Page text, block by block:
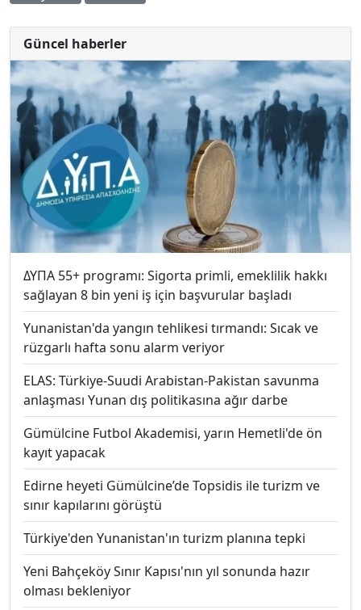
Güncel haberler
ΔΥΠΑ 55+ programı: Sigorta primli, emeklilik hakkı
sağlayan 8 bin yeni iş için başvurular başladı
Yunanistan'da yangın tehlikesi tırmandı: Sıcak ve
rüzgarlı hafta sonu alarm veriyor
ELAS: Türkiye-Suudi Arabistan-Pakistan savunma
anlaşması Yunan dış politikasına ağır darbe
Gümülcine Futbol Akademisi, yarın Hemetli'de ön
kayıt yapacak
Edirne heyeti Gümülcine’de Topsidis ile turizm ve
sınır kapılarını görüştü
Türkiye'den Yunanistan'ın turizm planına tepki
Yeni Bahçeköy Sınır Kapısı'nın yıl sonunda hazır
olması bekleniyor